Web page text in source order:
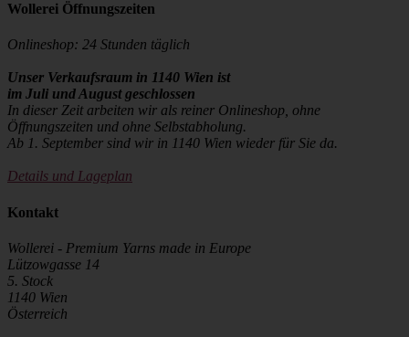
Wollerei Öffnungszeiten
Onlineshop: 24 Stunden täglich
Unser Verkaufsraum in 1140 Wien ist
im Juli und August geschlossen
In dieser Zeit arbeiten wir als reiner Onlineshop, ohne
Öffnungszeiten und ohne Selbstabholung.
Ab 1. September sind wir in 1140 Wien wieder für Sie da.
Details und Lageplan
Kontakt
Wollerei - Premium Yarns made in Europe
Lützowgasse 14
5. Stock
1140 Wien
Österreich